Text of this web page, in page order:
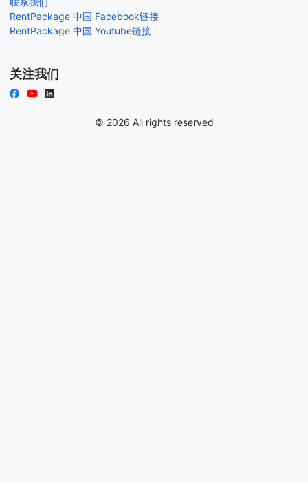
RentPackage 中国 Facebook链接
RentPackage 中国 Youtube链接
关注我们
© 2026 All rights reserved